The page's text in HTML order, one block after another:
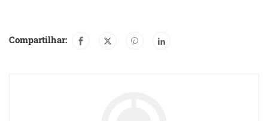
Compartilhar: